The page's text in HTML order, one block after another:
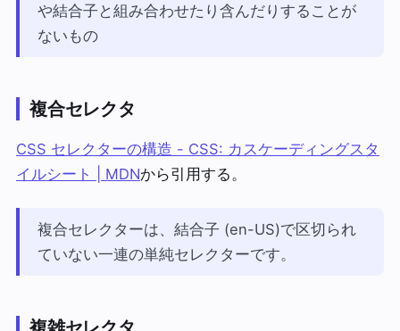
や結合子と組み合わせたり含んだりすることが
ないもの
複合セレクタ
CSS セレクターの構造 - CSS: カスケーディングスタ
イルシート | MDNから引用する。
複合セレクターは、結合子 (en-US)で区切られ
ていない一連の単純セレクターです。